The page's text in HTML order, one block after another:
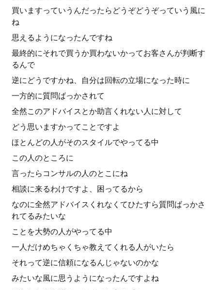
買いますっていうんだったらどうぞどうぞっていう風に
ね
思えるようになったんですね
最終的にそれで買うか買わないかってお客さんが判断す
るんで
逆にどうですかね、自分は回転の立場になった時に
一方的に質問ばっかされて
全然このアドバイスとか助言くれない人に対して
どう思いますかってことですよ
ほとんどの人がそのスタイルでやってる中
この人のところに
言ったらコンサルの人のとこにね
相談に来るわけですよ、困ってるから
なのに全然アドバイスくれなくてひたすら質問ばっかさ
れてるみたいな
ことを大勢の人がやってる中
一人だけめちゃくちゃ教えてくれる人がいたら
それって逆に信頼になるんじゃないのかな
みたいな風に思うようになったんですよね